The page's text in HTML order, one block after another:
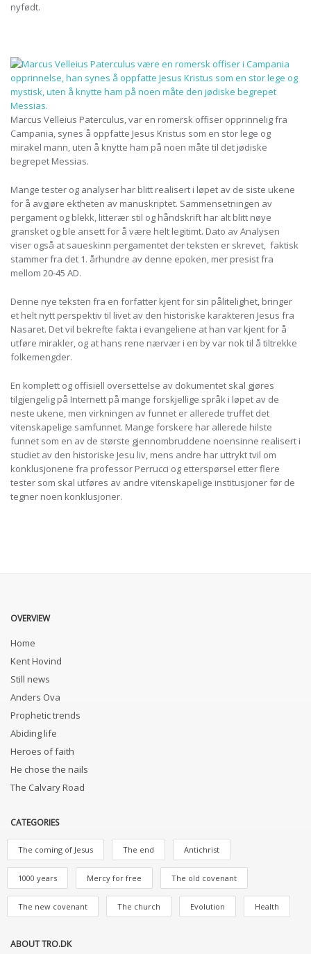
nyfødt.
Marcus Velleius Paterculus, var en romersk offiser opprinnelig fra
Campania, synes å oppfatte Jesus Kristus som en stor lege og
mirakel mann, uten å knytte ham på noen måte til det jødiske
begrepet Messias.
Mange tester og analyser har blitt realisert i løpet av de siste ukene
for å avgjøre ektheten av manuskriptet. Sammensetningen av
pergament og blekk, litterær stil og håndskrift har alt blitt nøye
gransket og ble ansett for å være helt legitimt. Dato av Analysen
viser også at saueskinn pergamentet der teksten er skrevet, faktisk
stammer fra det 1. århundre av denne epoken, mer presist fra
mellom 20-45 AD.
Denne nye teksten fra en forfatter kjent for sin pålitelighet, bringer
et helt nytt perspektiv til livet av den historiske karakteren Jesus fra
Nasaret. Det vil bekrefte fakta i evangeliene at han var kjent for å
utføre mirakler, og at hans rene nærvær i en by var nok til å tiltrekke
folkemengder.
En komplett og offisiell oversettelse av dokumentet skal gjøres
tilgjengelig på Internett på mange forskjellige språk i løpet av de
neste ukene, men virkningen av funnet er allerede truffet det
vitenskapelige samfunnet. Mange forskere har allerede hilste
funnet som en av de største gjennombruddene noensinne realisert i
studiet av den historiske Jesu liv, mens andre har uttrykt tvil om
konklusjonene fra professor Perrucci og etterspørsel etter flere
tester som skal utføres av andre vitenskapelige institusjoner før de
tegner noen konklusjoner.
OVERVIEW
Home
Kent Hovind
Still news
Anders Ova
Prophetic trends
Abiding life
Heroes of faith
He chose the nails
The Calvary Road
CATEGORIES
The coming of Jesus The end Antichrist
1000 years Mercy for free The old covenant
The new covenant The church Evolution Health
ABOUT TRO.DK